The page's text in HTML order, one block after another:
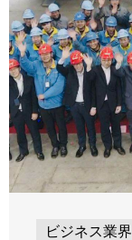
ビジネス業界